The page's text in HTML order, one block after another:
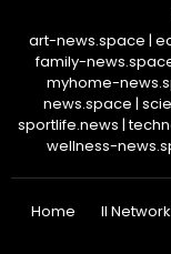
art-news.space |
family-
myhome-
news.space |
sportlife.news |
wellness-
Home Il Network